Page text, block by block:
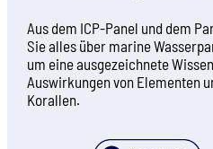
Aus dem ICP-Panel und dem
Sie alles über marine
um eine ausgezeichnete
Auswirkungen von Elementen
Korallen.